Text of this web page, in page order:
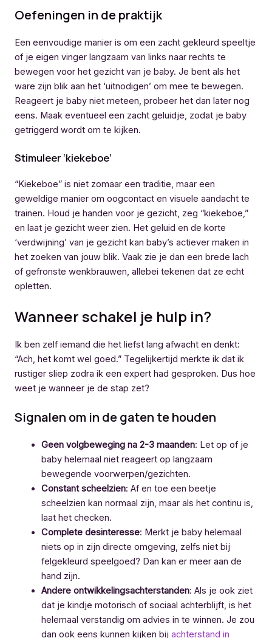
Oefeningen in de praktijk
Een eenvoudige manier is om een zacht gekleurd speeltje
of je eigen vinger langzaam van links naar rechts te
bewegen voor het gezicht van je baby. Je bent als het
ware zijn blik aan het ‘uitnodigen’ om mee te bewegen.
Reageert je baby niet meteen, probeer het dan later nog
eens. Maak eventueel een zacht geluidje, zodat je baby
getriggerd wordt om te kijken.
Stimuleer ‘kiekeboe’
“Kiekeboe” is niet zomaar een traditie, maar een
geweldige manier om oogcontact en visuele aandacht te
trainen. Houd je handen voor je gezicht, zeg “kiekeboe,”
en laat je gezicht weer zien. Het geluid en de korte
‘verdwijning’ van je gezicht kan baby’s actiever maken in
het zoeken van jouw blik. Vaak zie je dan een brede lach
of gefronste wenkbrauwen, allebei tekenen dat ze echt
opletten.
Wanneer schakel je hulp in?
Ik ben zelf iemand die het liefst lang afwacht en denkt:
“Ach, het komt wel goed.” Tegelijkertijd merkte ik dat ik
rustiger sliep zodra ik een expert had gesproken. Dus hoe
weet je wanneer je de stap zet?
Signalen om in de gaten te houden
Geen volgbeweging na 2-3 maanden: Let op of je
baby helemaal niet reageert op langzaam
bewegende voorwerpen/gezichten.
Constant scheelzien: Af en toe een beetje
scheelzien kan normaal zijn, maar als het continu is,
laat het checken.
Complete desinteresse: Merkt je baby helemaal
niets op in zijn directe omgeving, zelfs niet bij
felgekleurd speelgoed? Dan kan er meer aan de
hand zijn.
Andere ontwikkelingsachterstanden: Als je ook ziet
dat je kindje motorisch of sociaal achterblijft, is het
helemaal verstandig om advies in te winnen. Je zou
dan ook eens kunnen kijken bij achterstand in